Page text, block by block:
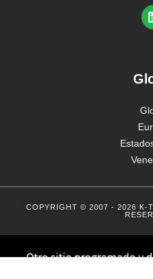
COPYRIGHT © 2007 - 2026 K-